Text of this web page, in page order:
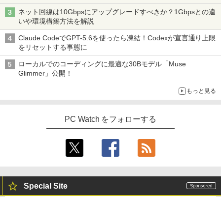
の静音化を追求
ネット回線は10Gbpsにアップグレードすべきか？1Gbpsとの違
いや環境構築方法を解説
Claude CodeでGPT-5.6を使ったら凍結！Codexが宣言通り上限
をリセットする事態に
ローカルでのコーディングに最適な30Bモデル「Muse
Glimmer」公開！
もっと見る
PC Watch をフォローする
Special Site